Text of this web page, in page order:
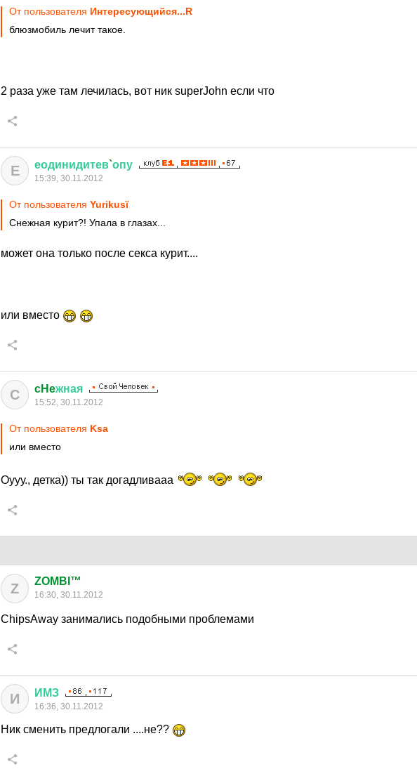
От пользователя Интересующийся...R
блюзмобиль лечит такое.
2 раза уже там лечилась, вот ник superJohn если что
Е еодинидитев`опу
15:39, 30.11.2012
От пользователя Yurikusї
Снежная курит?! Упала в глазах...
может она только после секса курит....
или вместо
C cHeжная
15:52, 30.11.2012
От пользователя Ksa
или вместо
Оууу., детка)) ты так догадливааа
Z ZOMBI™
16:30, 30.11.2012
ChipsAway занимались подобными проблемами
И ИМЗ
16:36, 30.11.2012
Ник сменить предлогали ....не??